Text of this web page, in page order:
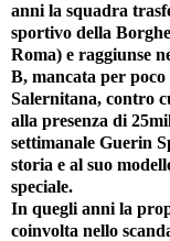
anni la squadra
sportivo della
Roma) e raggiunse
B, mancata per
Salernitana, contro
alla presenza di
settimanale Guerin
storia e al suo
speciale.
In quegli anni la
coinvolta nello